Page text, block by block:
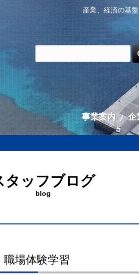
産業、経済の基
事業案内 企
タッフブログ
blog
場体験学習